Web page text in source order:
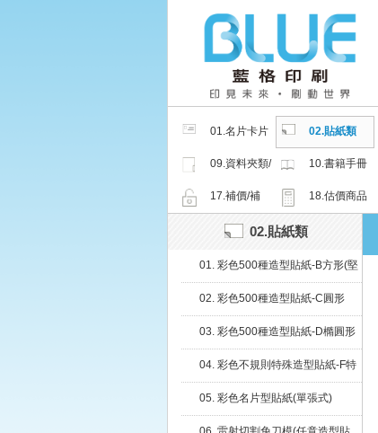
01.名片卡片
02.貼紙類
09.資料夾類/
夾鏈密封袋
10.書籍手冊
17.補價/補
18.估價商品
02.貼紙類
01. 彩色500種造型貼紙-B方形(堅
02. 彩色500種造型貼紙-C圓形
03. 彩色500種造型貼紙-D橢圓形
04. 彩色不規則特殊造型貼紙-F特
05. 彩色名片型貼紙(單張式)